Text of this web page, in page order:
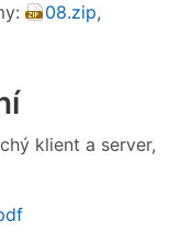
08.zip,
klient a server,